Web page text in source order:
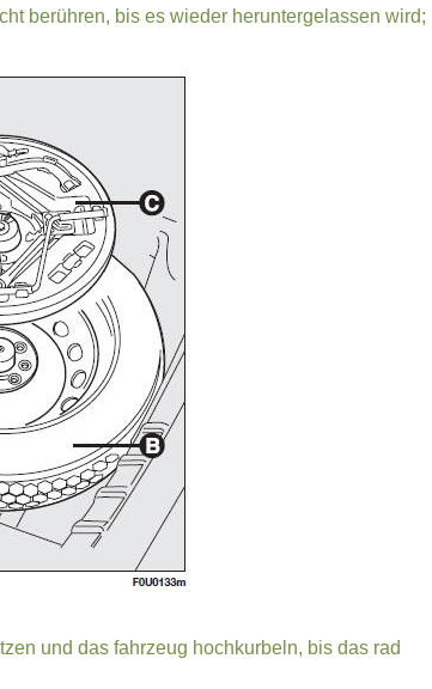
berühren, bis es wieder heruntergelassen wird;
und das fahrzeug hochkurbeln, bis das rad